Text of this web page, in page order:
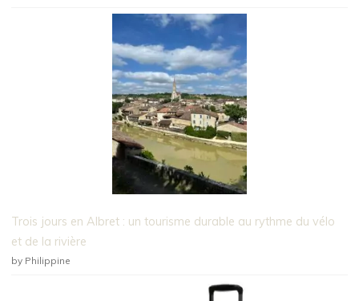
Trois jours en Albret : un tourisme durable au rythme du vélo
et de la rivière
by Philippine